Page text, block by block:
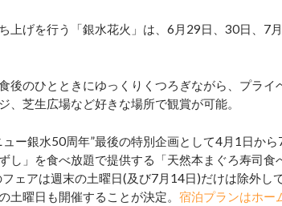
上げを行う「銀水花火」は、6月29日、30日、7
後のひとときにゆっくりくつろぎながら、プライ
、芝生広場など好きな場所で観賞が可能。
ー銀水50周年”最後の特別企画として4月1日か
し」を食べ放題で提供する「天然本まぐろ寿司
ェアは週末の土曜日(及び7月14日)だけは除外し
土曜日も開催することが決定。 宿泊プランはホー